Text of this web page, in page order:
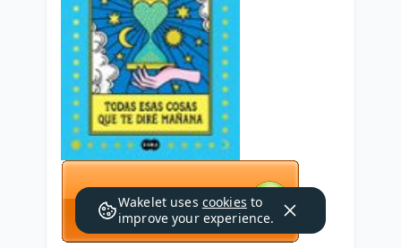
Wakelet uses cookies to
improve your experience.